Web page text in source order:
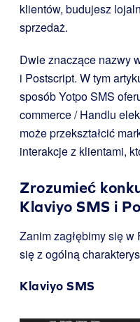
klientów, budujesz
sprzedaż.
Dwie znaczące nazwy
i Postscript. W tym
sposób Yotpo SMS
commerce / Handlu
może przekształcić
interakcje z klientami,
Zrozumieć
Klaviyo SMS i
Zanim zagłębimy się
się z ogólną
Klaviyo SMS